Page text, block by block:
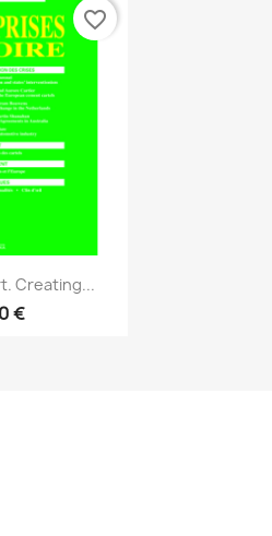
rapide
Creating...
€
favorite_border